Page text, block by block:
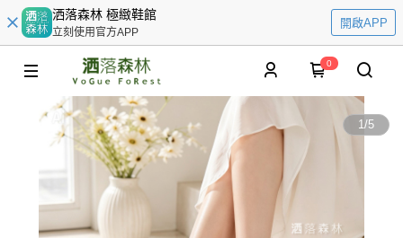
洒落森林 極緻鞋館
立刻使用官方APP
開啟APP
0
1/5